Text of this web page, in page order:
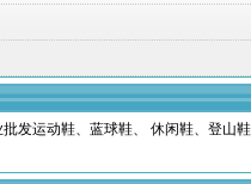
发运动鞋、蓝球鞋、 休闲鞋、登